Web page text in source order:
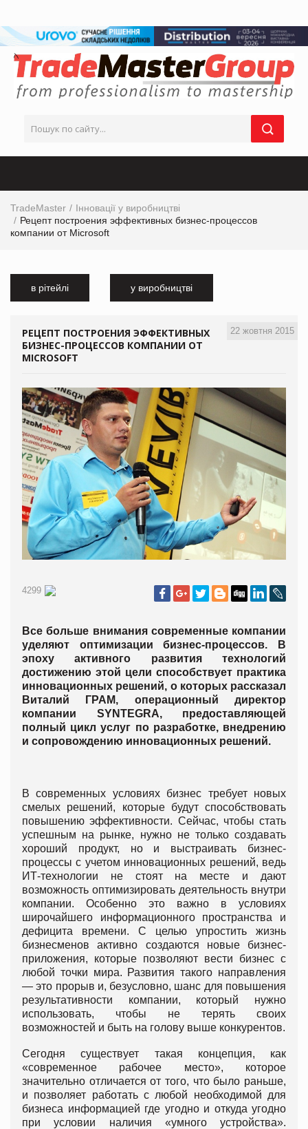
TradeMaster
Інновації у виробництві
Рецепт построения эффективных бизнес-процессов
компании от Microsoft
в рітейлі у виробництві
22 жовтня 2015
РЕЦЕПТ ПОСТРОЕНИЯ ЭФФЕКТИВНЫХ
БИЗНЕС-ПРОЦЕССОВ КОМПАНИИ ОТ
MICROSOFT
4299
Все больше внимания современные компании
уделяют оптимизации бизнес-процессов. В
эпоху активного развития технологий
достижению этой цели способствует практика
инновационных решений, о которых рассказал
Виталий ГРАМ, операционный директор
компании SYNTEGRA, предоставляющей
полный цикл услуг по разработке, внедрению
и сопровождению инновационных решений.
В современных условиях бизнес требует новых
смелых решений, которые будут способствовать
повышению эффективности. Сейчас, чтобы стать
успешным на рынке, нужно не только создавать
хороший продукт, но и выстраивать бизнес-
процессы с учетом инновационных решений, ведь
ИТ-технологии не стоят на месте и дают
возможность оптимизировать деятельность внутри
компании. Особенно это важно в условиях
широчайшего информационного пространства и
дефицита времени. С целью упростить жизнь
бизнесменов активно создаются новые бизнес-
приложения, которые позволяют вести бизнес с
любой точки мира. Развития такого направления
— это прорыв и, безусловно, шанс для повышения
результативности компании, который нужно
использовать, чтобы не терять своих
возможностей и быть на голову выше конкурентов.
Сегодня существует такая концепция, как
«современное рабочее место», которое
значительно отличается от того, что было раньше,
и позволяет работать с любой необходимой для
бизнеса информацией где угодно и откуда угодно
при условии наличия «умного устройства».